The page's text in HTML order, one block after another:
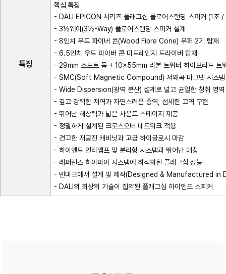
특징
핵심 특징
- DALI EPICON 시리즈 플래그십 플로어스탠딩 스피커 (1조 /
- 3½웨이(3½-Way) 플로어스탠딩 스피커 설계
- 8인치 우드 파이버 콘(Wood Fibre Cone) 우퍼 2기 탑재
- 6.5인치 우드 파이버 콘 미드레인지 드라이버 탑재
- 29mm 소프트 돔 + 10×55mm 리본 트위터 하이브리드 트
- SMC(Soft Magnetic Compound) 저왜곡 마그넷 시스템
- Wide Dispersion(광역 분산) 설계로 넓고 균일한 청취 영역
- 깊고 강력한 저역과 자연스러운 중역, 섬세한 고역 구현
- 뛰어난 해상력과 넓은 사운드 스테이지 제공
- 정밀하게 설계된 크로스오버 네트워크 적용
- 견고한 저공진 캐비닛과 고급 하이글로시 마감
- 하이엔드 인티앰프 및 분리형 시스템과 뛰어난 매칭
- 레퍼런스 하이파이 시스템에 최적화된 플래그십 성능
- 덴마크에서 설계 및 제작(Designed & Manufactured in
- DALI의 최상위 기술이 집약된 플래그십 하이엔드 스피커